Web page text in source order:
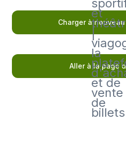
et
|
la
et de
vente
de
billets
Charger à
Aller à la page